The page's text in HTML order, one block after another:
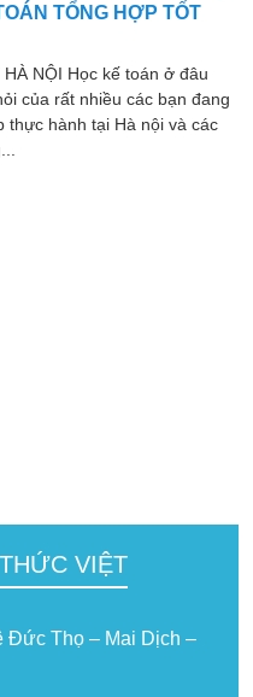
TỔNG HỢP TỐT
NỘI Học kế toán ở đâu
của rất nhiều các bạn đang
thực hành tại Hà nội và các
VIỆT
Đức Thọ – Mai Dịch –